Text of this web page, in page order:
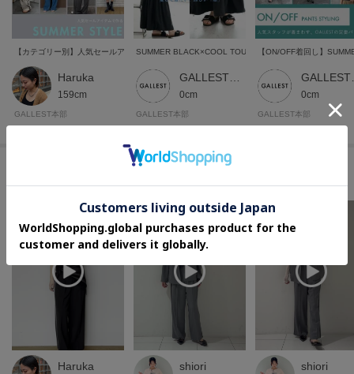
【カテゴリー別】人気セールアイテムで作る、夏の旬顔コーデ
Haruka
159cm
GALLEST本部
SUMMER BLACK×COOL TOUCH
0cm
GALLEST本部
【ON/OFF着回し】
0cm
GALLEST本部
Haruka shiori shiori